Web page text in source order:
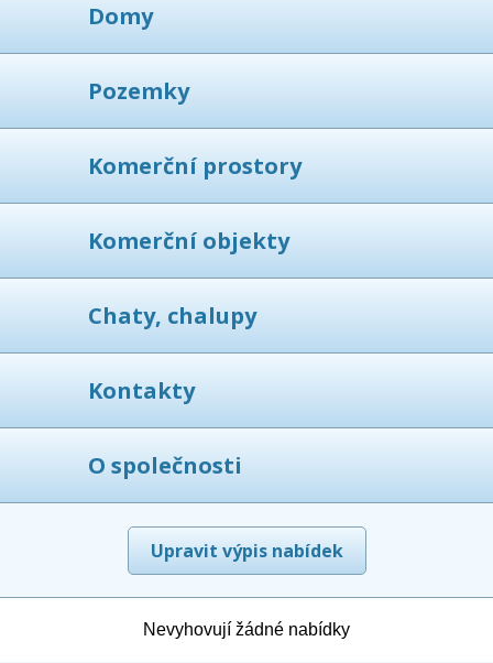
Domy
Pozemky
Komerční prostory
Komerční objekty
Chaty, chalupy
Kontakty
O společnosti
Upravit výpis nabídek
Nevyhovují žádné nabídky